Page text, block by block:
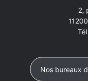
Nettoyage / ménage
Conforts
2,
11200
Nos bureaux